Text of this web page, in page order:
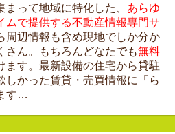
って地域に特化した、 あらゆ
ムで提供する不動産情報専門サ
周辺情報も含め現地でしか分か
さん。もちろんどなたでも無料
ます。最新設備の住宅から貸駐
しかった賃貸・売買情報に「ら
す…